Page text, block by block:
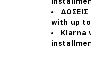
with up
Klarna